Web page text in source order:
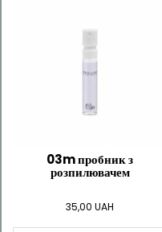
03m пробник з
розпилювачем
35,00 UAH
Kategorie
Пробники
Унікальна